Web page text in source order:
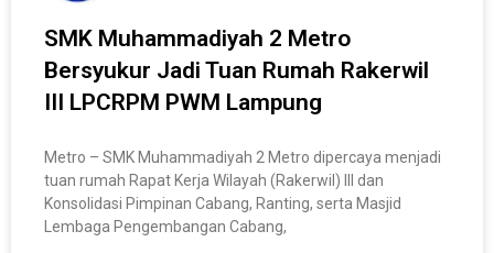
SMK Muhammadiyah 2 Metro
Bersyukur Jadi Tuan Rumah Rakerwil
III LPCRPM PWM Lampung
Metro – SMK Muhammadiyah 2 Metro dipercaya menjadi
tuan rumah Rapat Kerja Wilayah (Rakerwil) III dan
Konsolidasi Pimpinan Cabang, Ranting, serta Masjid
Lembaga Pengembangan Cabang,